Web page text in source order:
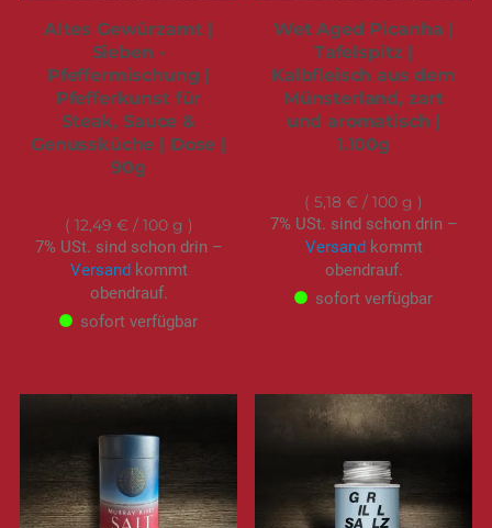
Altes Gewürzamt |
Sieben -
Pfeffermischung |
Pfefferkunst für
Steak, Sauce &
Genussküche | Dose |
90g
12,49 €/ 100 g
7% USt. sind schon drin –
Versandkommt
obendrauf.
sofort verfügbar
Wet Aged Picanha |
Tafelspitz |
Kalbfleisch aus dem
Münsterland, zart
und aromatisch |
1.100g
5,18 € / 100 g
7% USt. sind schon drin –
Versandkommt
obendrauf.
sofort verfügbar